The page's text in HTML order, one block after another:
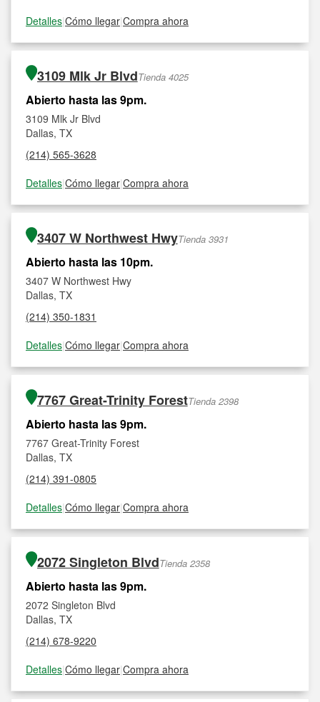
Detalles|Cómo llegar|Compra ahora
3109 Mlk Jr BlvdTienda 4025
Abierto hasta las 9pm.
3109 Mlk Jr Blvd
Dallas, TX
(214) 565-3628
Detalles|Cómo llegar|Compra ahora
3407 W Northwest HwyTienda 3931
Abierto hasta las 10pm.
3407 W Northwest Hwy
Dallas, TX
(214) 350-1831
Detalles|Cómo llegar|Compra ahora
7767 Great-Trinity ForestTienda 2398
Abierto hasta las 9pm.
7767 Great-Trinity Forest
Dallas, TX
(214) 391-0805
Detalles|Cómo llegar|Compra ahora
2072 Singleton BlvdTienda 2358
Abierto hasta las 9pm.
2072 Singleton Blvd
Dallas, TX
(214) 678-9220
Detalles|Cómo llegar|Compra ahora